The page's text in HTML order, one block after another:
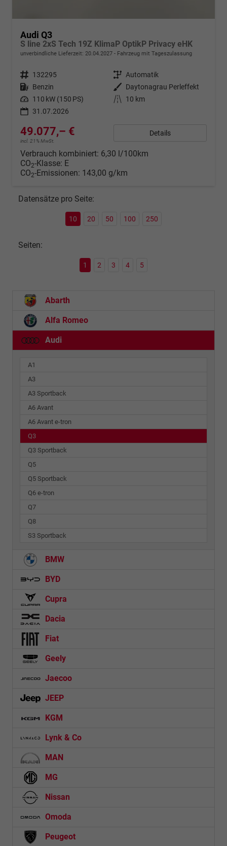
Audi Q3
S line 2xS Tech 19Z KlimaP OptikP Privacy eHK
unverbindliche Lieferzeit: 20.04.2027 Fahrzeug mit Tageszulassung
Fahrzeugnr. 132295 Getriebe Automatik
Kraftstoff Benzin Außenfarbe Daytonagrau Perleffekt
Leistung 110 kW (150 PS) Kilometerstand
10 km
31.07.2026
49.077,– €
incl. 21% MwSt.
Details
Verbrauch kombiniert: 6,30 l/100km
CO2-Klasse: E
CO2-Emissionen: 143,00 g/km
Datensätze pro Seite:
10 20 50 100 250
Seiten:
1 2 3 4 5
Abarth
Alfa Romeo
Audi
A1
A3
A3 Sportback
A6 Avant
A6 Avant e-tron
Q3
Q3 Sportback
Q5
Q5 Sportback
Q6 e-tron
Q7
Q8
S3 Sportback
BMW
BYD
Cupra
Dacia
Fiat
Geely
Jaecoo
JEEP
KGM
Lynk & Co
MAN
MG
Nissan
Omoda
Peugeot